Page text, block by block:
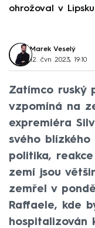
ohrožoval v
Marek Veselý
12. čvn 2023, 19:10
Zatímco ruský
vzpomíná na
expremiéra
svého
politika,
zemí jsou
zemřel v
Raffaele, kde
hospitalizován